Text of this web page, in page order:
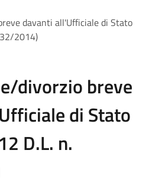
davanti all'Ufficiale di Stato
2014)
divorzio breve
di Stato
D.L. n.